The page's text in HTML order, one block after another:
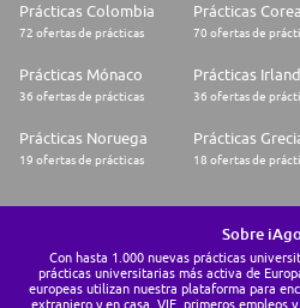
Prácticas Colombia
72 ofertas de prácticas
Prácticas Corea
70 ofertas de
Prácticas Mónaco
36 ofertas de prácticas
Prácticas
36 ofertas de
Prácticas Noruega
19 ofertas de prácticas
Prácticas
18 ofertas de
Sobre
Con hasta 1.000 nuevas prácticas
prácticas universitarias más activa de
europeas utilizan nuestra plataforma para
extranjero y en casa, VIE, primeros empleos